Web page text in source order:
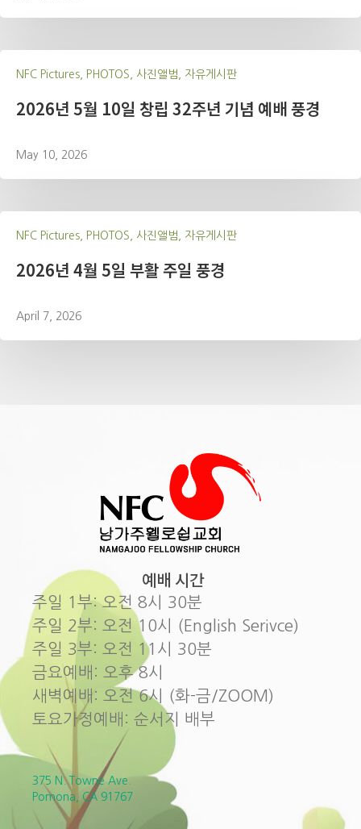
NFC Pictures, PHOTOS, 사진앨범, 자유게시판
2026년 5월 10일 창립 32주년 기념 예배 풍경
May 10, 2026
NFC Pictures, PHOTOS, 사진앨범, 자유게시판
2026년 4월 5일 부활 주일 풍경
April 7, 2026
예배 시간
주일 1부: 오전 8시 30분
주일 2부: 오전 10시 (English Serivce)
주일 3부: 오전 11시 30분
금요예배: 오후 8시
새벽예배: 오전 6시 (화-금/ZOOM)
토요가정예배: 순서지 배부
375 N. Towne Ave.
Pomona, CA 91767